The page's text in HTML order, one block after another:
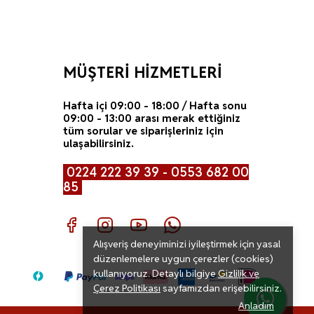
Alışveriş deneyiminizi iyileştirmek için yasal
düzenlemelere uygun çerezler (cookies)
kullanıyoruz. Detaylı bilgiyeGizlilik ve
Çerez Politikasısayfamızdan erişebilirsiniz.
Anladım
MÜŞTERİ HİZMETLERİ
Hafta içi 09:00 - 18:00 / Hafta sonu
09:00 - 13:00 arası merak ettiğiniz
tüm sorular ve siparişleriniz için
ulaşabilirsiniz.
0224 222 39 39 - 0553 682 00
85